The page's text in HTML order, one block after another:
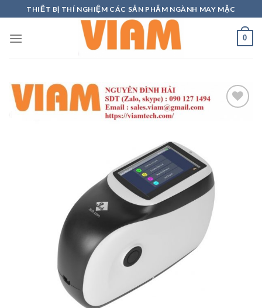
to
content
THIẾT BỊ THÍ NGHIỆM CÁC SẢN PHẨM NGÀNH MAY MẶC
0